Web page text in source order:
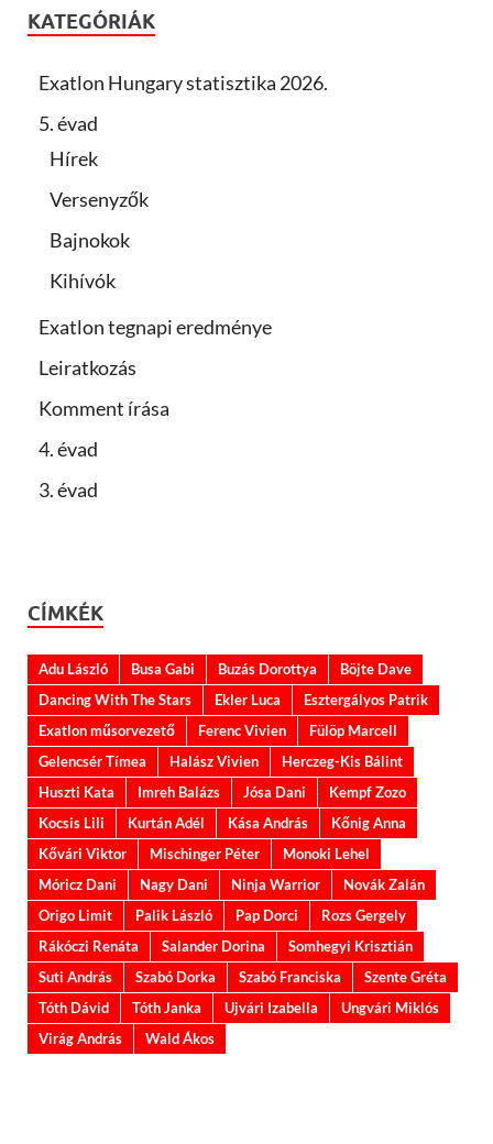
KATEGÓRIÁK
Exatlon Hungary statisztika 2026.
5. évad
Hírek
Versenyzők
Bajnokok
Kihívók
Exatlon tegnapi eredménye
Leiratkozás
Komment írása
4. évad
3. évad
CÍMKÉK
Adu László Busa Gabi Buzás Dorottya
Böjte Dave
Dancing With The Stars
Ekler Luca
Esztergályos Patrik
Exatlon műsorvezető
Ferenc Vivien
Fülöp Marcell
Gelencsér Tímea
Halász Vivien
Herczeg-Kis Bálint
Huszti Kata
Imreh Balázs Jósa Dani
Kempf Zozo
Kocsis Lili
Kurtán Adél Kása András
Kőnig Anna
Kővári Viktor
Mischinger Péter
Monoki Lehel
Móricz Dani
Nagy Dani Ninja Warrior
Novák Zalán
Origo Limit
Palik László Pap Dorci
Rozs Gergely
Rákóczi Renáta
Salander Dorina
Somhegyi Krisztián
Suti András
Szabó Dorka Szabó Franciska
Szente Gréta
Tóth Dávid
Tóth Janka Ujvári Izabella
Ungvári Miklós
Virág András
Wald Ákos